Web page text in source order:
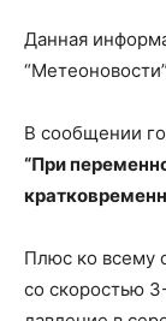
Данная
В сообщении
“При
Плюс ко всему
со скоростью